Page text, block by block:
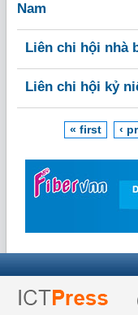
Nam
Liên chi hội nhà
Liên chi hội kỷ
« first ‹